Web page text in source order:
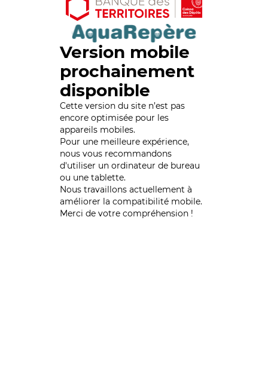
Version mobile
prochainement
disponible
Cette version du site n’est pas
encore optimisée pour les
appareils mobiles.
Pour une meilleure expérience,
nous vous recommandons
d'utiliser un ordinateur de bureau
ou une tablette.
Nous travaillons actuellement à
améliorer la compatibilité mobile.
Merci de votre compréhension !